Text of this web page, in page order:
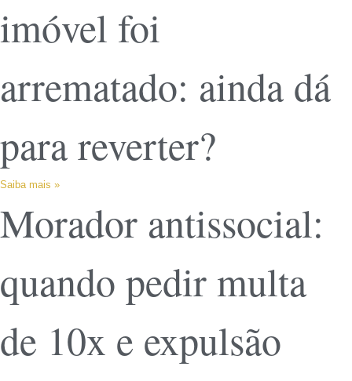
imóvel foi
arrematado: ainda dá
para reverter?
Saiba mais »
Morador antissocial:
quando pedir multa
de 10x e expulsão